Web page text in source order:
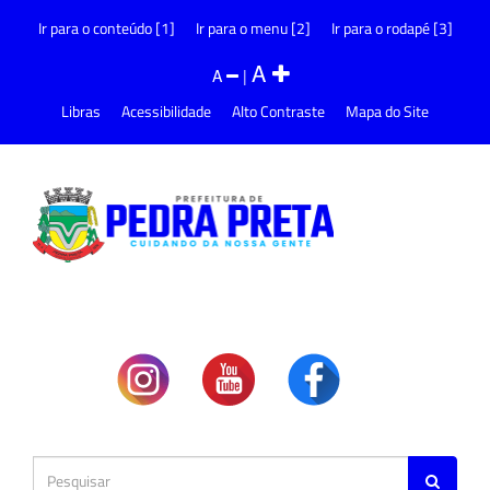
Ir para o conteúdo [1] Ir para o menu [2] Ir para o rodapé [3]
A |A
Libras Acessibilidade Alto Contraste Mapa do Site